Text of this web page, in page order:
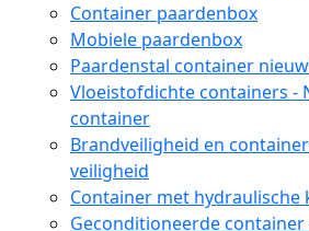
Container paardenbox
Mobiele paardenbox
Paardenstal container
Vloeistofdichte containers -
container
Brandveiligheid en
veiligheid
Container met hydraulische
Geconditioneerde